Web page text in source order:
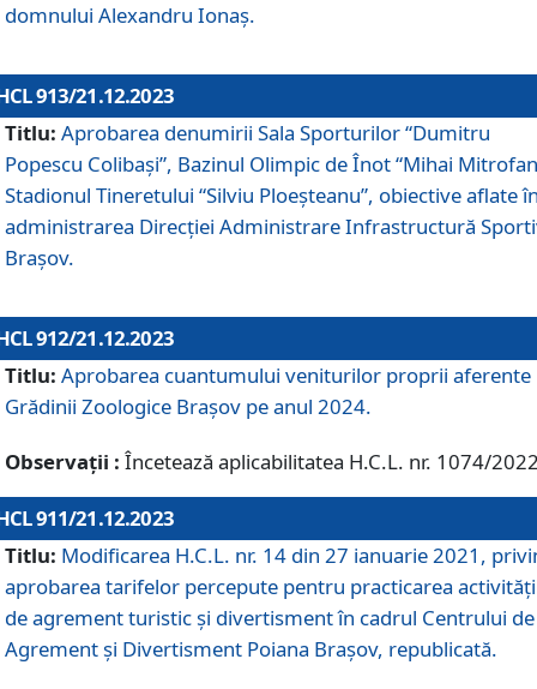
domnului Alexandru Ionaș.
913/21.12.2023
Titlu: Aprobarea denumirii Sala Sporturilor “Dumitru
Popescu Colibași”, Bazinul Olimpic de Înot “Mihai
Stadionul Tineretului “Silviu Ploeșteanu”, obiective aflate
administrarea Direcției Administrare Infrastructură
Brașov.
912/21.12.2023
Titlu: Aprobarea cuantumului veniturilor proprii aferente
Grădinii Zoologice Braşov pe anul 2024.
Observații : Încetează aplicabilitatea H.C.L. nr. 1074/
911/21.12.2023
Titlu: Modificarea H.C.L. nr. 14 din 27 ianuarie 2021,
aprobarea tarifelor percepute pentru practicarea
de agrement turistic și divertisment în cadrul Centrului de
Agrement și Divertisment Poiana Brașov, republicată.